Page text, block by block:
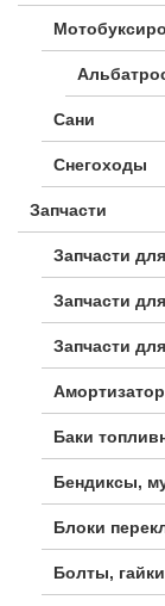
Сани
Снегоходы
Запчасти
Запчасти
Запчасти
Запчасти
Баки
Бендиксы,
Блоки
Болты,